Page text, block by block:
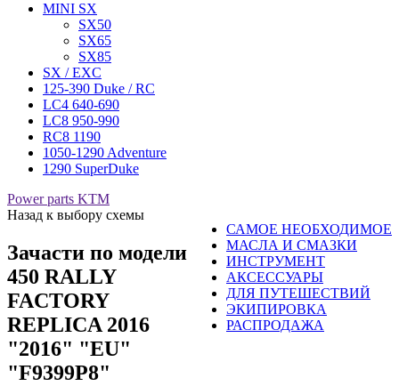
MINI SX
SX50
SX65
SX85
SX / EXC
125-390 Duke / RC
LC4 640-690
LC8 950-990
RC8 1190
1050-1290 Adventure
1290 SuperDuke
Power parts KTM
САМОЕ НЕОБХОДИМОЕ
МАСЛА И СМАЗКИ
ИНСТРУМЕНТ
АКСЕССУАРЫ
ДЛЯ ПУТЕШЕСТВИЙ
ЭКИПИРОВКА
РАСПРОДАЖА
Назад к выбору схемы
Зачасти по модели
450 RALLY
FACTORY
REPLICA 2016
"2016" "EU"
"F9399P8"